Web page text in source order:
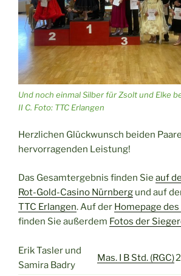
Und noch einmal Silber für Zsolt und Elke
II C. Foto: TTC Erlangen
Herzlichen Glückwunsch beiden
hervorragenden Leistung!
Das Gesamtergebnis finden Sie auf
Rot-Gold-Casino Nürnberg und auf
TTC Erlangen. Auf der Homepage des
finden Sie außerdem Fotos der
Erik Tasler und
Samira Badry
Mas. I B Std. (RGC)